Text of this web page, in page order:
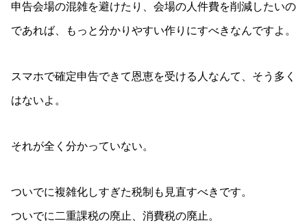
申告会場の混雑を避けたり、会場の人件費を削減したいの
であれば、もっと分かりやすい作りにすべきなんですよ。
スマホで確定申告できて恩恵を受ける人なんて、そう多く
はないよ。
それが全く分かっていない。
ついでに複雑化しすぎた税制も見直すべきです。
ついでに二重課税の廃止、消費税の廃止。